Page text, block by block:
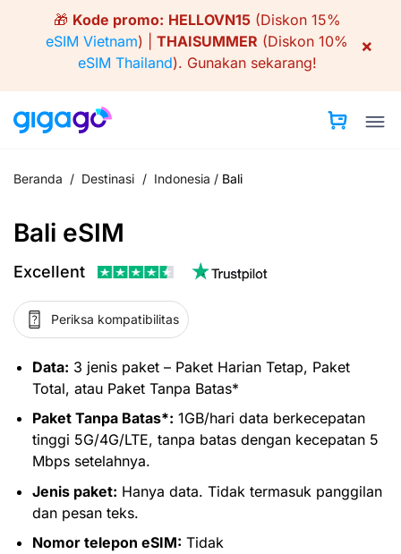
🎁 Kode promo: HELLOVN15(Diskon 15%
eSIM Vietnam) | THAISUMMER (Diskon 10%
eSIM Thailand). Gunakan sekarang!
×
Beranda / Destinasi / Indonesia / Bali
Bali eSIM
Excellent
Periksa kompatibilitas
Data: 3 jenis paket – Paket Harian Tetap, Paket
Total, atau Paket Tanpa Batas*
Paket Tanpa Batas*: 1GB/hari data berkecepatan
tinggi 5G/4G/LTE, tanpa batas dengan kecepatan 5
Mbps setelahnya.
Jenis paket: Hanya data. Tidak termasuk panggilan
dan pesan teks.
Nomor telepon eSIM: Tidak